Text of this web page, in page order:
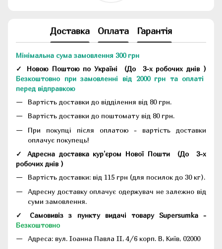
Доставка Оплата Гарантія
Мінімальна сума замовлення 300 грн
✓ Новою Поштою по Україні (До 3-х робочих днів )
Безкоштовно при замовленні від 2000 грн та оплаті
перед відправкою
Вартість доставки до відділення від 80 грн.
Вартість доставки до поштомату від 80 грн.
При покупці після оплатою - вартість доставки
оплачує покупець!
✓ Адресна доставка кур'єром Нової Пошти (До 3-х
робочих днів )
Вартість доставки: від 115 грн (для посилок до 30 кг).
Адресну доставку оплачує одержувач не залежно від
суми замовлення.
✓ Самовивіз з пункту видачі товару Supersumka -
Безкоштовно
Адреса: вул. Іоанна Павла II, 4/6 корп. В, Київ, 02000